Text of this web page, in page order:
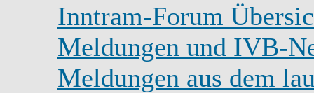
Inntram-Forum
Meldungen und IVB-
Meldungen aus dem